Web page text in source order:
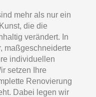
mehr als nur ein
die die
verändert. In
maßgeschneiderte
individuellen
setzen Ihre
Renovierung
Dabei legen wir